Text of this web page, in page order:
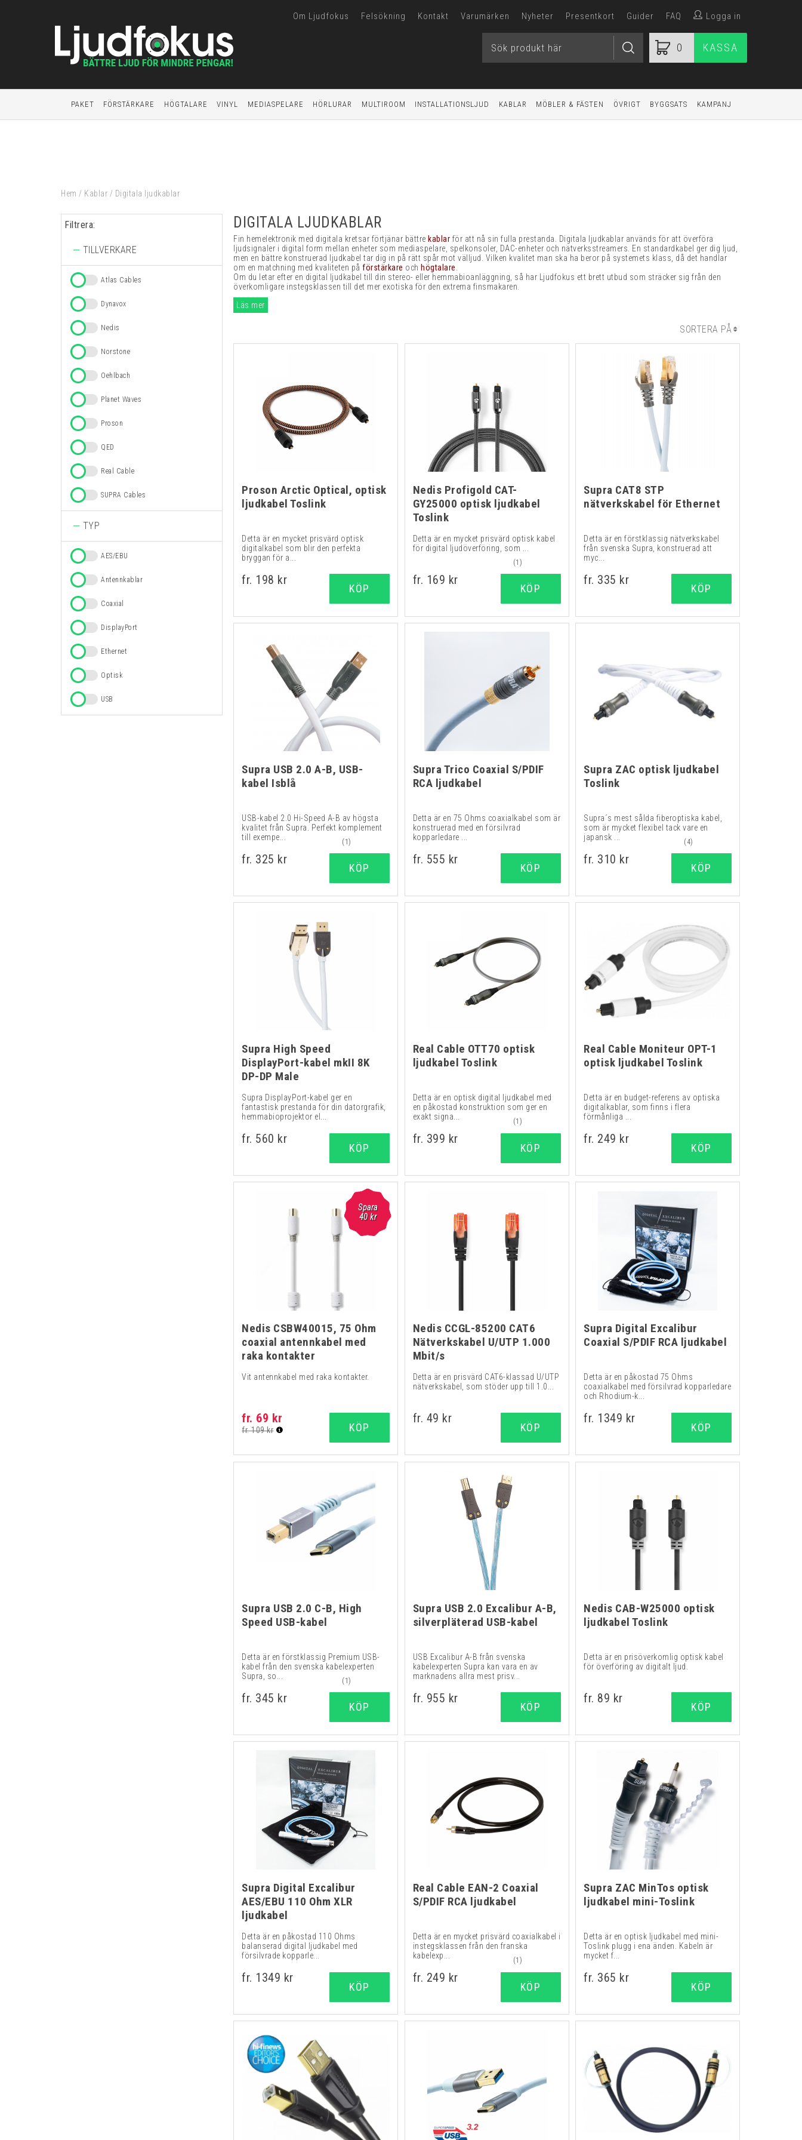
Om Ljudfokus Felsökning Kontakt Varumärken Nyheter Presentkort Guider FAQ Logga in
0 KASSA
PAKET FÖRSTÄRKARE HÖGTALARE VINYL MEDIASPELARE HÖRLURAR MULTIROOM INSTALLATIONSLJUD KABLAR MÖBLER & FÄSTEN ÖVRIGT BYGGSATS KAMPANJ
Hem / Kablar / Digitala ljudkablar
Filtrera:
TILLVERKARE
Atlas Cables
Dynavox
Nedis
Norstone
Oehlbach
Planet Waves
Proson
QED
Real Cable
SUPRA Cables
TYP
AES/EBU
Antennkablar
Coaxial
DisplayPort
Ethernet
Optisk
USB
DIGITALA LJUDKABLAR
Fin hemelektronik med digitala kretsar förtjänar bättre kablar för att nå sin fulla prestanda. Digitala ljudkablar används för att överföra
ljudsignaler i digital form mellan enheter som mediaspelare, spelkonsoler, DAC-enheter och nätverksstreamers. En standardkabel ger dig ljud,
men en bättre konstruerad ljudkabel tar dig in på rätt spår mot välljud. Vilken kvalitet man ska ha beror på systemets klass, då det handlar
om en matchning med kvaliteten påförstärkare och högtalare.
Om du letar efter en digital ljudkabel till din stereo- eller hemmabioanläggning, så har Ljudfokus ett brett utbud som sträcker sig från den
överkomligare instegsklassen till det mer exotiska för den extrema finsmakaren.
Läs mer
SORTERA PÅ
Proson Arctic Optical, optisk
ljudkabel Toslink
Detta är en mycket prisvärd optisk
digitalkabel som blir den perfekta
bryggan för a...
fr. 198 kr
KÖP
Nedis Profigold CAT-
GY25000 optisk ljudkabel
Toslink
Detta är en mycket prisvärd optisk kabel
för digital ljudöverföring, som ...
(1)
fr. 169 kr
KÖP
Supra CAT8 STP
nätverkskabel för Ethernet
Detta är en förstklassig nätverkskabel
från svenska Supra, konstruerad att
myc...
fr. 335 kr
KÖP
Supra USB 2.0 A-B, USB-
kabel Isblå
USB-kabel 2.0 Hi-Speed A-B av högsta
kvalitet från Supra. Perfekt komplement
till exempe...
(1)
fr. 325 kr
KÖP
Supra Trico Coaxial S/PDIF
RCA ljudkabel
Detta är en 75 Ohms coaxialkabel som är
konstruerad med en försilvrad
kopparledare ...
fr. 555 kr
KÖP
Supra ZAC optisk ljudkabel
Toslink
Supra´s mest sålda fiberoptiska kabel,
som är mycket flexibel tack vare en
japansk ...
(4)
fr. 310 kr
KÖP
Supra High Speed
DisplayPort-kabel mkII 8K
DP-DP Male
Supra DisplayPort-kabel ger en
fantastisk prestanda för din datorgrafik,
hemmabioprojektor el...
fr. 560 kr
KÖP
Real Cable OTT70 optisk
ljudkabel Toslink
Detta är en optisk digital ljudkabel med
en påkostad konstruktion som ger en
exakt signa...
(1)
fr. 399 kr
KÖP
Real Cable Moniteur OPT-1
optisk ljudkabel Toslink
Detta är en budget-referens av optiska
digitalkablar, som finns i flera
förmånliga ...
fr. 249 kr
KÖP
Spara
40kr
Nedis CSBW40015, 75 Ohm
coaxial antennkabel med
raka kontakter
Vit antennkabel med raka kontakter.
fr. 69 kr
fr. 109 kr KÖP
Nedis CCGL-85200 CAT6
Nätverkskabel U/UTP 1.000
Mbit/s
Detta är en prisvärd CAT6-klassad U/UTP
nätverkskabel, som stöder upp till 1.0...
fr. 49 kr
KÖP
Supra Digital Excalibur
Coaxial S/PDIF RCA ljudkabel
Detta är en påkostad 75 Ohms
coaxialkabel med försilvrad kopparledare
och Rhodium-k...
fr. 1349 kr
KÖP
Supra USB 2.0 C-B, High
Speed USB-kabel
Detta är en förstklassig Premium USB-
kabel från den svenska kabelexperten
Supra, so...
(1)
fr. 345 kr
KÖP
Supra USB 2.0 Excalibur A-B,
silverpläterad USB-kabel
USB Excalibur A-B från svenska
kabelexperten Supra kan vara en av
marknadens allra mest prisv...
fr. 955 kr
KÖP
Nedis CAB-W25000 optisk
ljudkabel Toslink
Detta är en prisöverkomlig optisk kabel
för överföring av digitalt ljud.
fr. 89 kr
KÖP
Supra Digital Excalibur
AES/EBU 110 Ohm XLR
ljudkabel
Detta är en påkostad 110 Ohms
balanserad digital ljudkabel med
försilvrade kopparle...
fr. 1349 kr
KÖP
Real Cable EAN-2 Coaxial
S/PDIF RCA ljudkabel
Detta är en mycket prisvärd coaxialkabel i
instegsklassen från den franska
kabelexp...
(1)
fr. 249 kr
KÖP
Supra ZAC MinTos optisk
ljudkabel mini-Toslink
Detta är en optisk ljudkabel med mini-
Toslink plugg i ena änden. Kabeln är
mycket f...
fr. 365 kr
KÖP